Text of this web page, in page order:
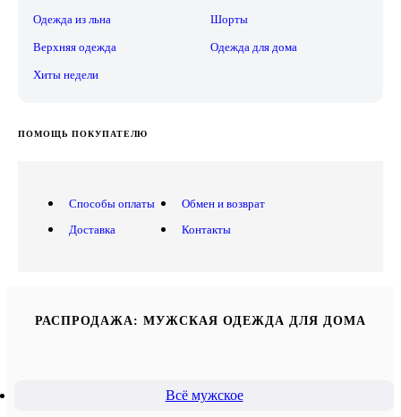
Одежда из льна Шорты
Верхняя одежда Одежда для дома
Хиты недели
ПОМОЩЬ ПОКУПАТЕЛЮ
Способы оплаты
Доставка
Обмен и возврат
Контакты
РАСПРОДАЖА: МУЖСКАЯ ОДЕЖДА ДЛЯ ДОМА
Всё мужское